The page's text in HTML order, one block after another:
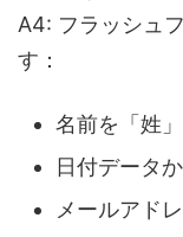
A4: フラッシュ
す：
名前を「姓
日付データ
メールアド